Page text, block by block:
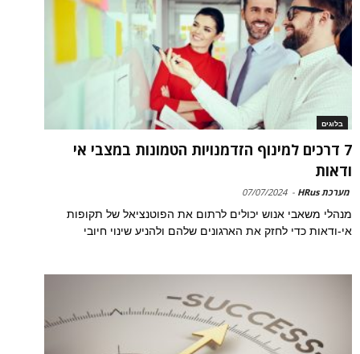
בלוגים
7 דרכים למינוף הזדמנויות הטמונות במצבי אי
ודאות
מערכת HRus -
07/07/2024
מנהלי משאבי אנוש יכולים לרתום את הפוטנציאל של תקופות
אי-ודאות כדי לחזק את הארגונים שלהם ולהניע שינוי חיובי